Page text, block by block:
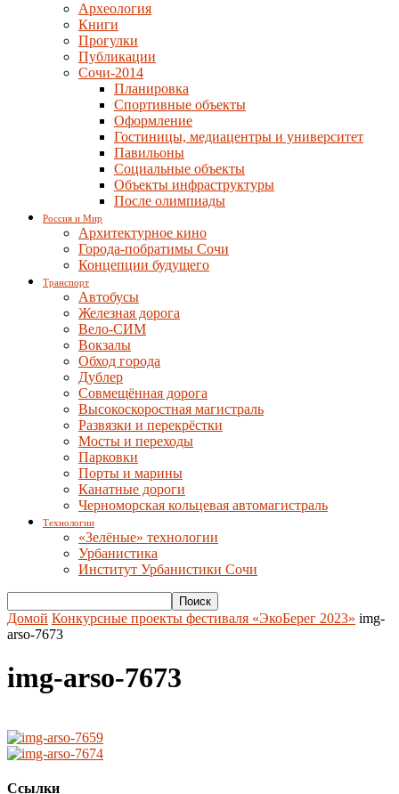
Археология
Книги
Прогулки
Публикации
Сочи-2014
Планировка
Спортивные объекты
Оформление
Гостиницы, медиацентры и университет
Павильоны
Социальные объекты
Объекты инфраструктуры
После олимпиады
Россия и Мир
Архитектурное кино
Города-побратимы Сочи
Концепции будущего
Транспорт
Автобусы
Железная дорога
Вело-СИМ
Вокзалы
Обход города
Дублер
Совмещённая дорога
Высокоскоростная магистраль
Развязки и перекрёстки
Мосты и переходы
Парковки
Порты и марины
Канатные дороги
Черноморская кольцевая автомагистраль
Технологии
«Зелёные» технологии
Урбанистика
Институт Урбанистики Сочи
Домой Конкурсные проекты фестиваля «ЭкоБерег 2023» img-
arso-7673
img-arso-7673
Ссылки